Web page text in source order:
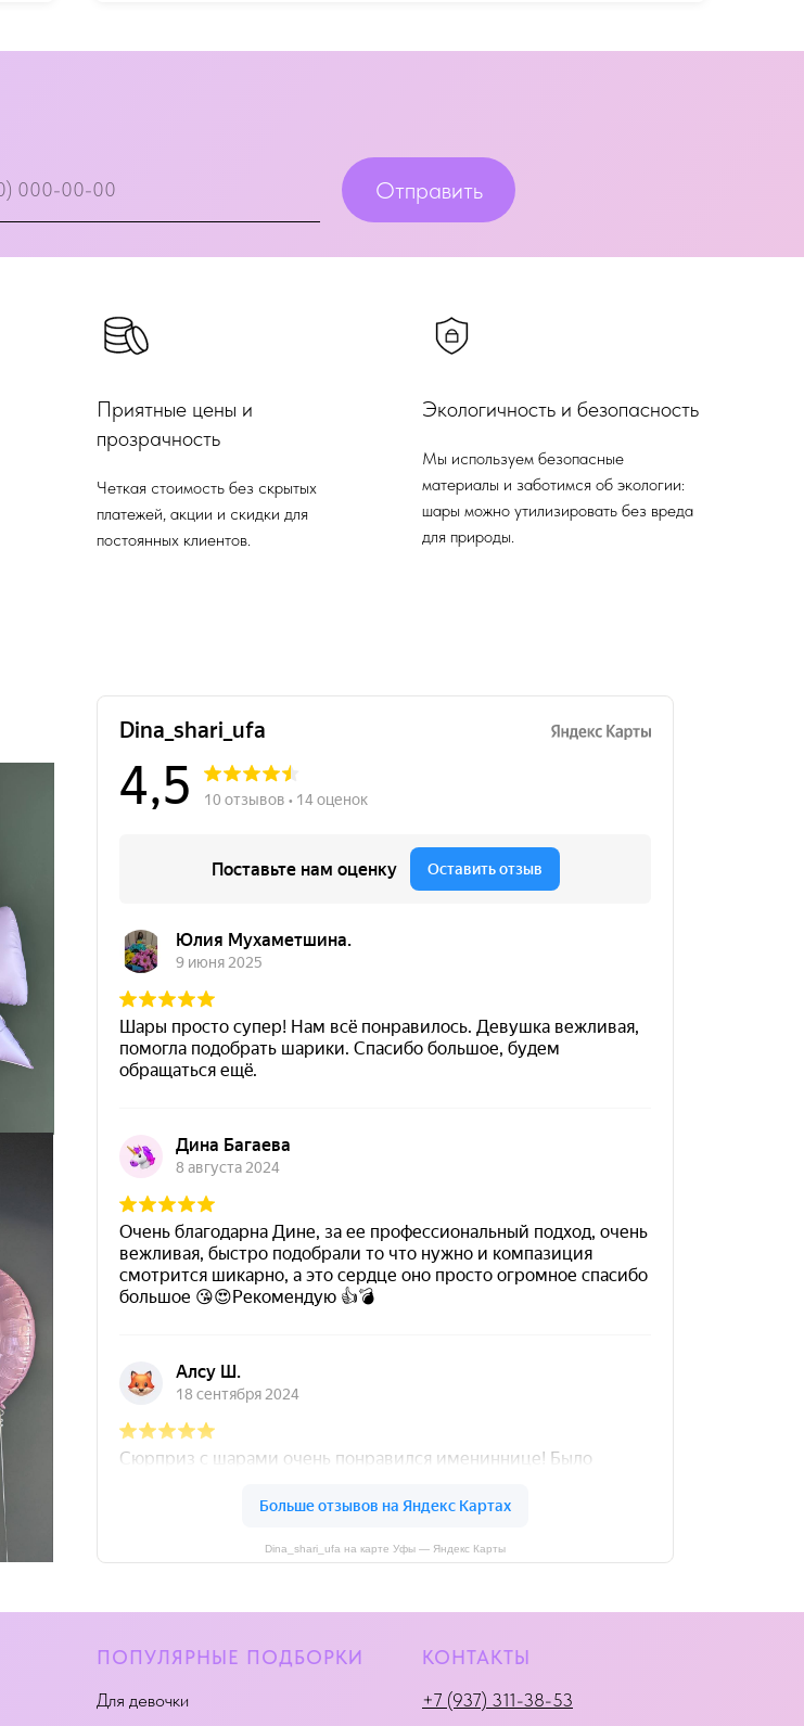
Отправить
Приятные цены и
прозрачность
Четкая стоимость без скрытых
платежей, акции и скидки для
постоянных клиентов.
Экологичность и безопасность
Мы используем безопасные
материалы и заботимся об экологии:
шары можно утилизировать без вреда
для природы.
Dina_shari_ufa на карте Уфы — Яндекс Карты
ПОПУЛЯРНЫЕ ПОДБОРКИ
Для девочки
КОНТАКТЫ
+7 (937) 311-38-53